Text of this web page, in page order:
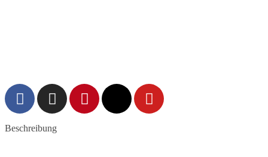
Beschreibung